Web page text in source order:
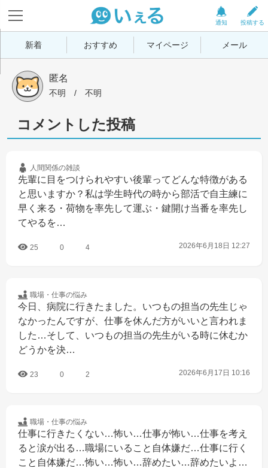
投稿する
通知
新着 おすすめ マイページ メール
匿名
不明 / 不明
コメントした投稿
人間関係の雑談
先輩に目をつけられやすい後輩ってどんな特徴がある
と思いますか？私は学生時代の時から部活で自主練に
早く来る・荷物を率先して運ぶ・鍵開け当番を率先し
てやるを…
25 0 4 2026年6月18日 12:27
職場・仕事の悩み
今日、病院に行きたました。いつもの担当の先生じゃ
なかったんですが、仕事を休んだ方がいいと言われま
した…そして、いつもの担当の先生がいる時に休むか
どうかを決…
23 0 2 2026年6月17日 10:16
職場・仕事の悩み
仕事に行きたくない…怖い…仕事が怖い…仕事を考え
ると涙が出る…職場にいること自体嫌だ…仕事に行く
こと自体嫌だ…怖い…怖い…辞めたい…辞めたいよ…